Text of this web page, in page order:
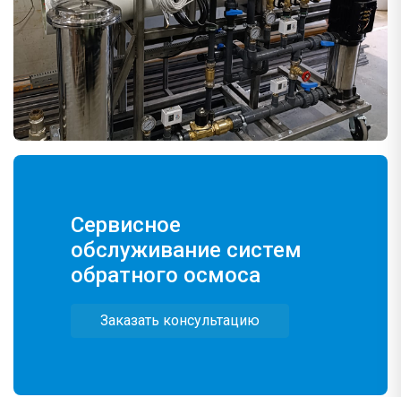
Сервисное
обслуживание систем
обратного осмоса
Заказать консультацию